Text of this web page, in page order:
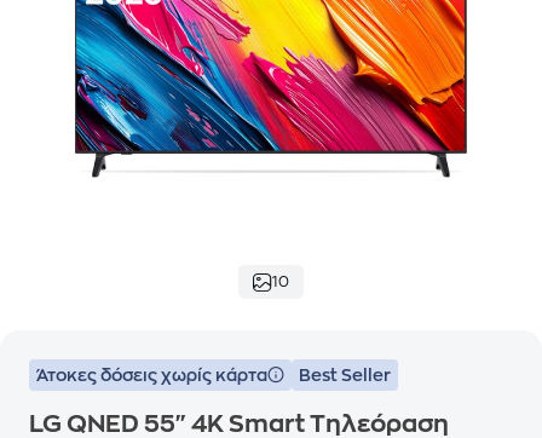
10
Άτοκες δόσεις χωρίς κάρτα Best Seller
LG QNED 55" 4K Smart Τηλεόραση